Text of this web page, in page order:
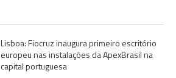
Lisboa: Fiocruz inaugura primeiro escritório
europeu nas instalações da ApexBrasil na
capital portuguesa